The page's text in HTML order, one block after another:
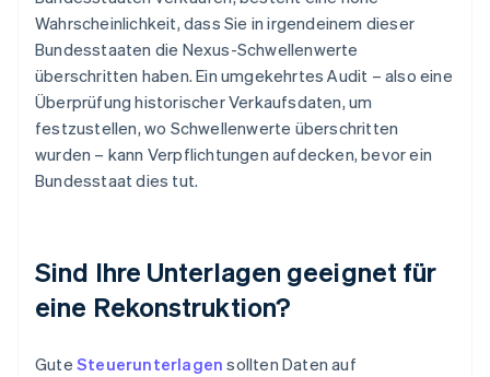
Wahrscheinlichkeit, dass Sie in irgendeinem dieser
Bundesstaaten die Nexus-Schwellenwerte
überschritten haben. Ein umgekehrtes Audit – also eine
Überprüfung historischer Verkaufsdaten, um
festzustellen, wo Schwellenwerte überschritten
wurden – kann Verpflichtungen aufdecken, bevor ein
Bundesstaat dies tut.
Sind Ihre Unterlagen geeignet für
eine Rekonstruktion?
Gute Steuerunterlagen sollten Daten auf